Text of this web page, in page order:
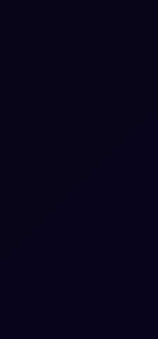
einfache KI-Anbindungen
Agentic Commerce ein
als
im
frühzeitig einsetzen,
durch
B2B-Kunden
und dieselbe
Umgebungen.
erhöht
ohne die
– wie